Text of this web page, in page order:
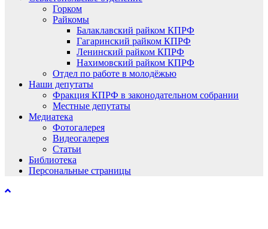
Горком
Райкомы
Балаклавский райком КПРФ
Гагаринский райком КПРФ
Ленинский райком КПРФ
Нахимовский райком КПРФ
Отдел по работе в молодёжью
Наши депутаты
Фракция КПРФ в законодательном собрании
Местные депутаты
Медиатека
Фотогалерея
Видеогалерея
Статьи
Библиотека
Персональные страницы